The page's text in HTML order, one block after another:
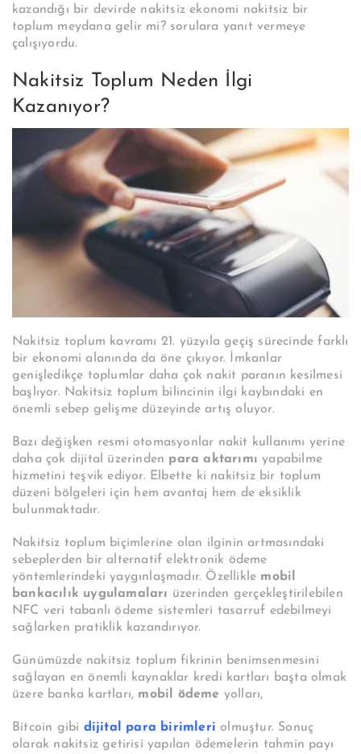
kazandığı bir devirde nakitsiz ekonomi nakitsiz bir
toplum meydana gelir mi? sorulara yanıt vermeye
çalışıyordu.
Nakitsiz Toplum Neden İlgi
Kazanıyor?
Nakitsiz toplum kavramı 21. yüzyıla geçiş sürecinde farklı
bir ekonomi alanında da öne çıkıyor. İmkanlar
genişledikçe toplumlar daha çok nakit paranın kesilmesi
başlıyor. Nakitsiz toplum bilincinin ilgi kaybındaki en
önemli sebep gelişme düzeyinde artış oluyor.
Bazı değişken resmi otomasyonlar nakit kullanımı yerine
daha çok dijital üzerinden para aktarımı yapabilme
hizmetini teşvik ediyor. Elbette ki nakitsiz bir toplum
düzeni bölgeleri için hem avantaj hem de eksiklik
bulunmaktadır.
Nakitsiz toplum biçimlerine olan ilginin artmasındaki
sebeplerden bir alternatif elektronik ödeme
yöntemlerindeki yaygınlaşmadır. Özellikle mobil
bankacılık uygulamaları üzerinden gerçekleştirilebilen
NFC veri tabanlı ödeme sistemleri tasarruf edebilmeyi
sağlarken pratiklik kazandırıyor.
Günümüzde nakitsiz toplum fikrinin benimsenmesini
sağlayan en önemli kaynaklar kredi kartları başta olmak
üzere banka kartları, mobil ödeme yolları,
Bitcoin gibi dijital para birimleri olmuştur. Sonuç
olarak nakitsiz getirisi yapılan ödemelerin tahmin payı